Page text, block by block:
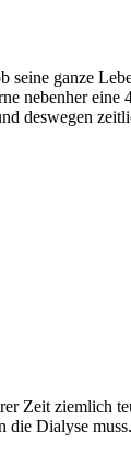
ganze
nebenher eine
deswegen
Zeit
Dialyse